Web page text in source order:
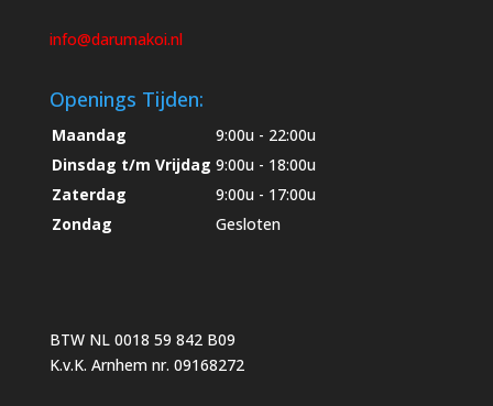
info@darumakoi.nl
Openings Tijden:
Maandag
9:00u - 22:00u
Dinsdag t/m Vrijdag 9:00u - 18:00u
Zaterdag
9:00u - 17:00u
Zondag
Gesloten
BTW NL 0018 59 842 B09
K.v.K. Arnhem nr. 09168272